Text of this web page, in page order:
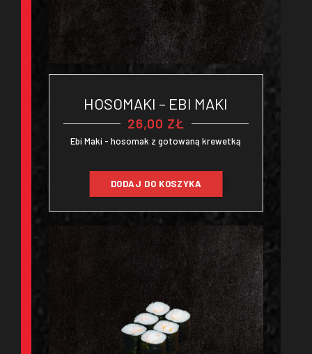
HOSOMAKI – EBI MAKI
26,00 ZŁ
Ebi Maki - hosomak z gotowaną krewetką
DODAJ DO KOSZYKA